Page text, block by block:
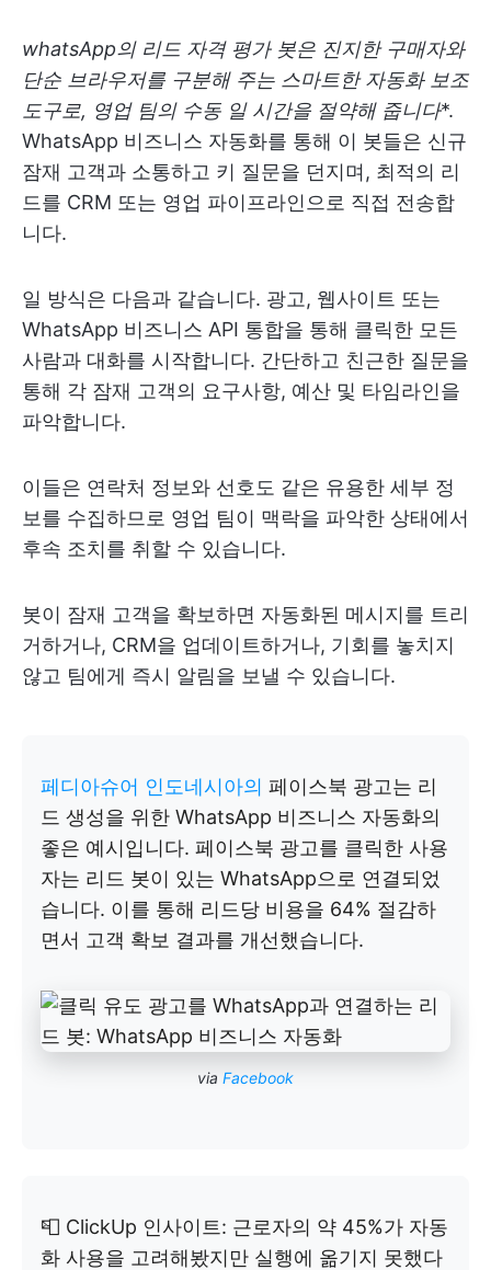
whatsApp의 리드 자격 평가 봇은 진지한 구매자와
단순 브라우저를 구분해 주는 스마트한 자동화 보조
도구로, 영업 팀의 수동 일 시간을 절약해 줍니다*.
WhatsApp 비즈니스 자동화를 통해 이 봇들은 신규
잠재 고객과 소통하고 키 질문을 던지며, 최적의 리
드를 CRM 또는 영업 파이프라인으로 직접 전송합
니다.
일 방식은 다음과 같습니다. 광고, 웹사이트 또는
WhatsApp 비즈니스 API 통합을 통해 클릭한 모든
사람과 대화를 시작합니다. 간단하고 친근한 질문을
통해 각 잠재 고객의 요구사항, 예산 및 타임라인을
파악합니다.
이들은 연락처 정보와 선호도 같은 유용한 세부 정
보를 수집하므로 영업 팀이 맥락을 파악한 상태에서
후속 조치를 취할 수 있습니다.
봇이 잠재 고객을 확보하면 자동화된 메시지를 트리
거하거나, CRM을 업데이트하거나, 기회를 놓치지
않고 팀에게 즉시 알림을 보낼 수 있습니다.
페디아슈어 인도네시아의 페이스북 광고는 리
드 생성을 위한 WhatsApp 비즈니스 자동화의
좋은 예시입니다. 페이스북 광고를 클릭한 사용
자는 리드 봇이 있는 WhatsApp으로 연결되었
습니다. 이를 통해 리드당 비용을 64% 절감하
면서 고객 확보 결과를 개선했습니다.
via Facebook
📮 ClickUp 인사이트: 근로자의 약 45%가 자동
화 사용을 고려해봤지만 실행에 옮기지 못했다